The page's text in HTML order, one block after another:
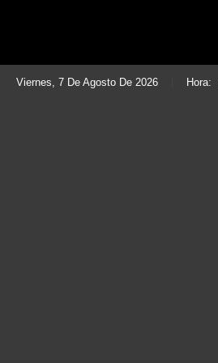
Viernes, 7 De Agosto De 2026 Hora: